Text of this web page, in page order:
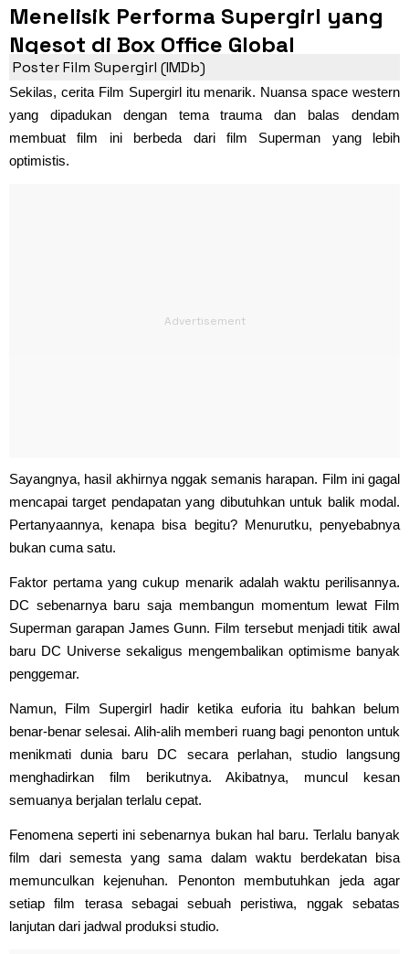
Menelisik Performa Supergirl yang
Ngesot di Box Office Global
Poster Film Supergirl (IMDb)
Sekilas, cerita Film Supergirl itu menarik. Nuansa space western
yang dipadukan dengan tema trauma dan balas dendam
membuat film ini berbeda dari film Superman yang lebih
optimistis.
Sayangnya, hasil akhirnya nggak semanis harapan. Film ini gagal
mencapai target pendapatan yang dibutuhkan untuk balik modal.
Pertanyaannya, kenapa bisa begitu? Menurutku, penyebabnya
bukan cuma satu.
Faktor pertama yang cukup menarik adalah waktu perilisannya.
DC sebenarnya baru saja membangun momentum lewat Film
Superman garapan James Gunn. Film tersebut menjadi titik awal
baru DC Universe sekaligus mengembalikan optimisme banyak
penggemar.
Namun, Film Supergirl hadir ketika euforia itu bahkan belum
benar-benar selesai. Alih-alih memberi ruang bagi penonton untuk
menikmati dunia baru DC secara perlahan, studio langsung
menghadirkan film berikutnya. Akibatnya, muncul kesan
semuanya berjalan terlalu cepat.
Fenomena seperti ini sebenarnya bukan hal baru. Terlalu banyak
film dari semesta yang sama dalam waktu berdekatan bisa
memunculkan kejenuhan. Penonton membutuhkan jeda agar
setiap film terasa sebagai sebuah peristiwa, nggak sebatas
lanjutan dari jadwal produksi studio.